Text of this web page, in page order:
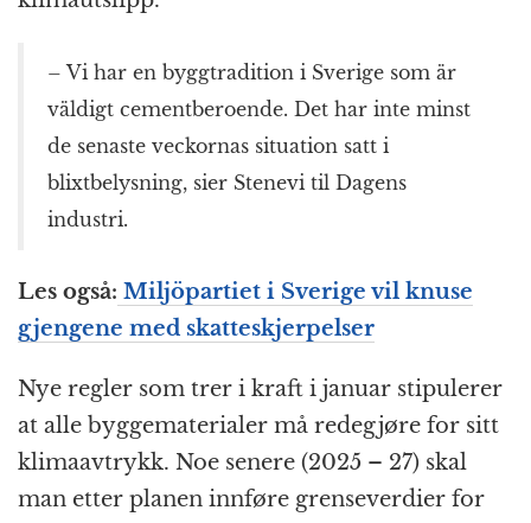
– Vi har en byggtradition i Sverige som är
väldigt cementberoende. Det har inte minst
de senaste veckornas situation satt i
blixtbelysning, sier Stenevi til Dagens
industri.
Les også: Miljöpartiet i Sverige vil knuse
gjengene med skatteskjerpelser
Nye regler som trer i kraft i januar stipulerer
at alle byggematerialer må redegjøre for sitt
klimaavtrykk. Noe senere (2025 – 27) skal
man etter planen innføre grenseverdier for